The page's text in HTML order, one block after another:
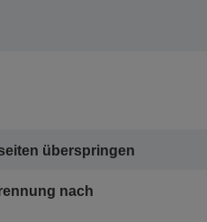
überspringen
nach